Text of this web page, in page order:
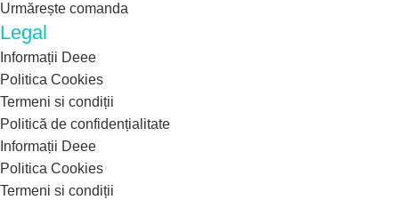
Urmărește comanda
Legal
Informații Deee
Politica Cookies
Termeni si condiții
Politică de confidențialitate
Informații Deee
Politica Cookies
Termeni si condiții